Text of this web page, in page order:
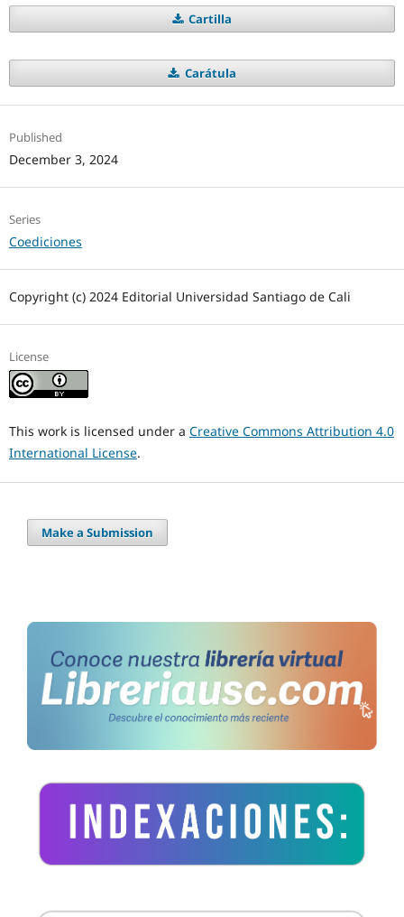
Cartilla
Carátula
Published
December 3, 2024
Series
Coediciones
Copyright (c) 2024 Editorial Universidad Santiago de Cali
License
This work is licensed under a Creative Commons Attribution 4.0
International License.
Make a Submission